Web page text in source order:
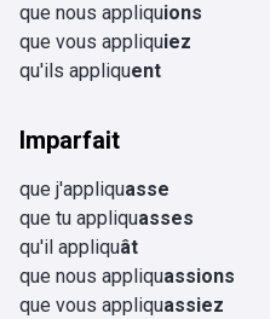
que nous appliquions
que vous appliquiez
qu'ils appliquent
Imparfait
que j'appliquasse
que tu appliquasses
qu'il appliquât
que nous appliquassions
que vous appliquassiez